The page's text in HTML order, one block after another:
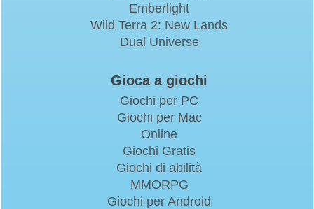
Emberlight
Wild Terra 2: New Lands
Dual Universe
Gioca a giochi
Giochi per PC
Giochi per Mac
Online
Giochi Gratis
Giochi di abilità
MMORPG
Giochi per Android